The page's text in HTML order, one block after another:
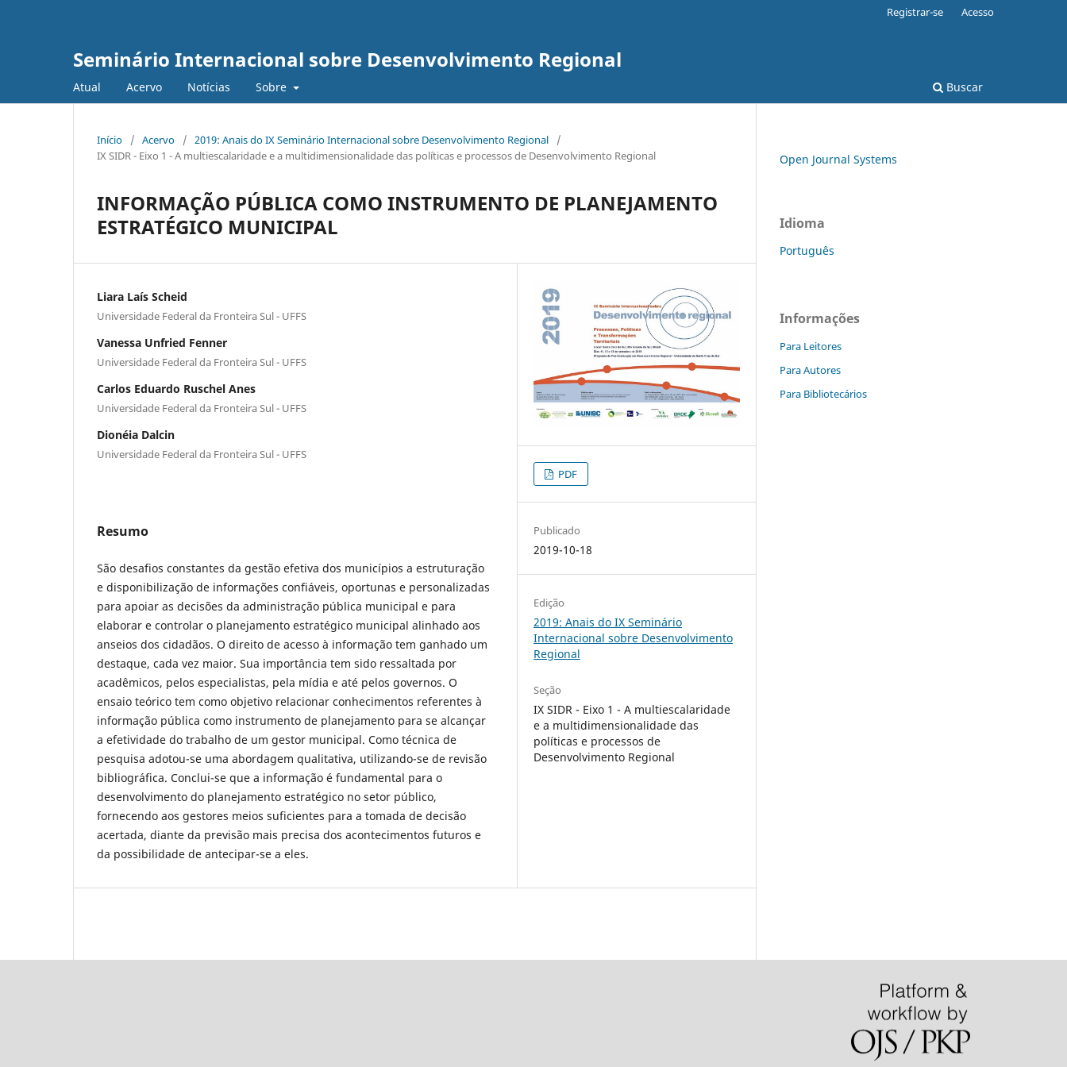
Seminário Internacional sobre Desenvolvimento Regional
Atual Acervo Notícias Sobre Buscar
Registrar-se Acesso
Início / Acervo / 2019: Anais do IX Seminário Internacional sobre Desenvolvimento Regional
/
IX SIDR - Eixo 1 - A multiescalaridade e a multidimensionalidade das políticas e processos de Desenvolvimento Regional
INFORMAÇÃO PÚBLICA COMO INSTRUMENTO DE PLANEJAMENTO
ESTRATÉGICO MUNICIPAL
Liara Laís Scheid
Universidade Federal da Fronteira Sul - UFFS
Vanessa Unfried Fenner
Universidade Federal da Fronteira Sul - UFFS
Carlos Eduardo Ruschel Anes
Universidade Federal da Fronteira Sul - UFFS
Dionéia Dalcin
Universidade Federal da Fronteira Sul - UFFS
Resumo
São desafios constantes da gestão efetiva dos municípios a estruturação
e disponibilização de informações confiáveis, oportunas e personalizadas
para apoiar as decisões da administração pública municipal e para
elaborar e controlar o planejamento estratégico municipal alinhado aos
anseios dos cidadãos. O direito de acesso à informação tem ganhado um
destaque, cada vez maior. Sua importância tem sido ressaltada por
acadêmicos, pelos especialistas, pela mídia e até pelos governos. O
ensaio teórico tem como objetivo relacionar conhecimentos referentes à
informação pública como instrumento de planejamento para se alcançar
a efetividade do trabalho de um gestor municipal. Como técnica de
pesquisa adotou-se uma abordagem qualitativa, utilizando-se de revisão
bibliográfica. Conclui-se que a informação é fundamental para o
desenvolvimento do planejamento estratégico no setor público,
fornecendo aos gestores meios suficientes para a tomada de decisão
acertada, diante da previsão mais precisa dos acontecimentos futuros e
da possibilidade de antecipar-se a eles.
PDF
Publicado
2019-10-18
Edição
2019: Anais do IX Seminário
Internacional sobre Desenvolvimento
Regional
Seção
IX SIDR - Eixo 1 - A multiescalaridade
e a multidimensionalidade das
políticas e processos de
Desenvolvimento Regional
Open Journal Systems
Idioma
Português
Informações
Para Leitores
Para Autores
Para Bibliotecários